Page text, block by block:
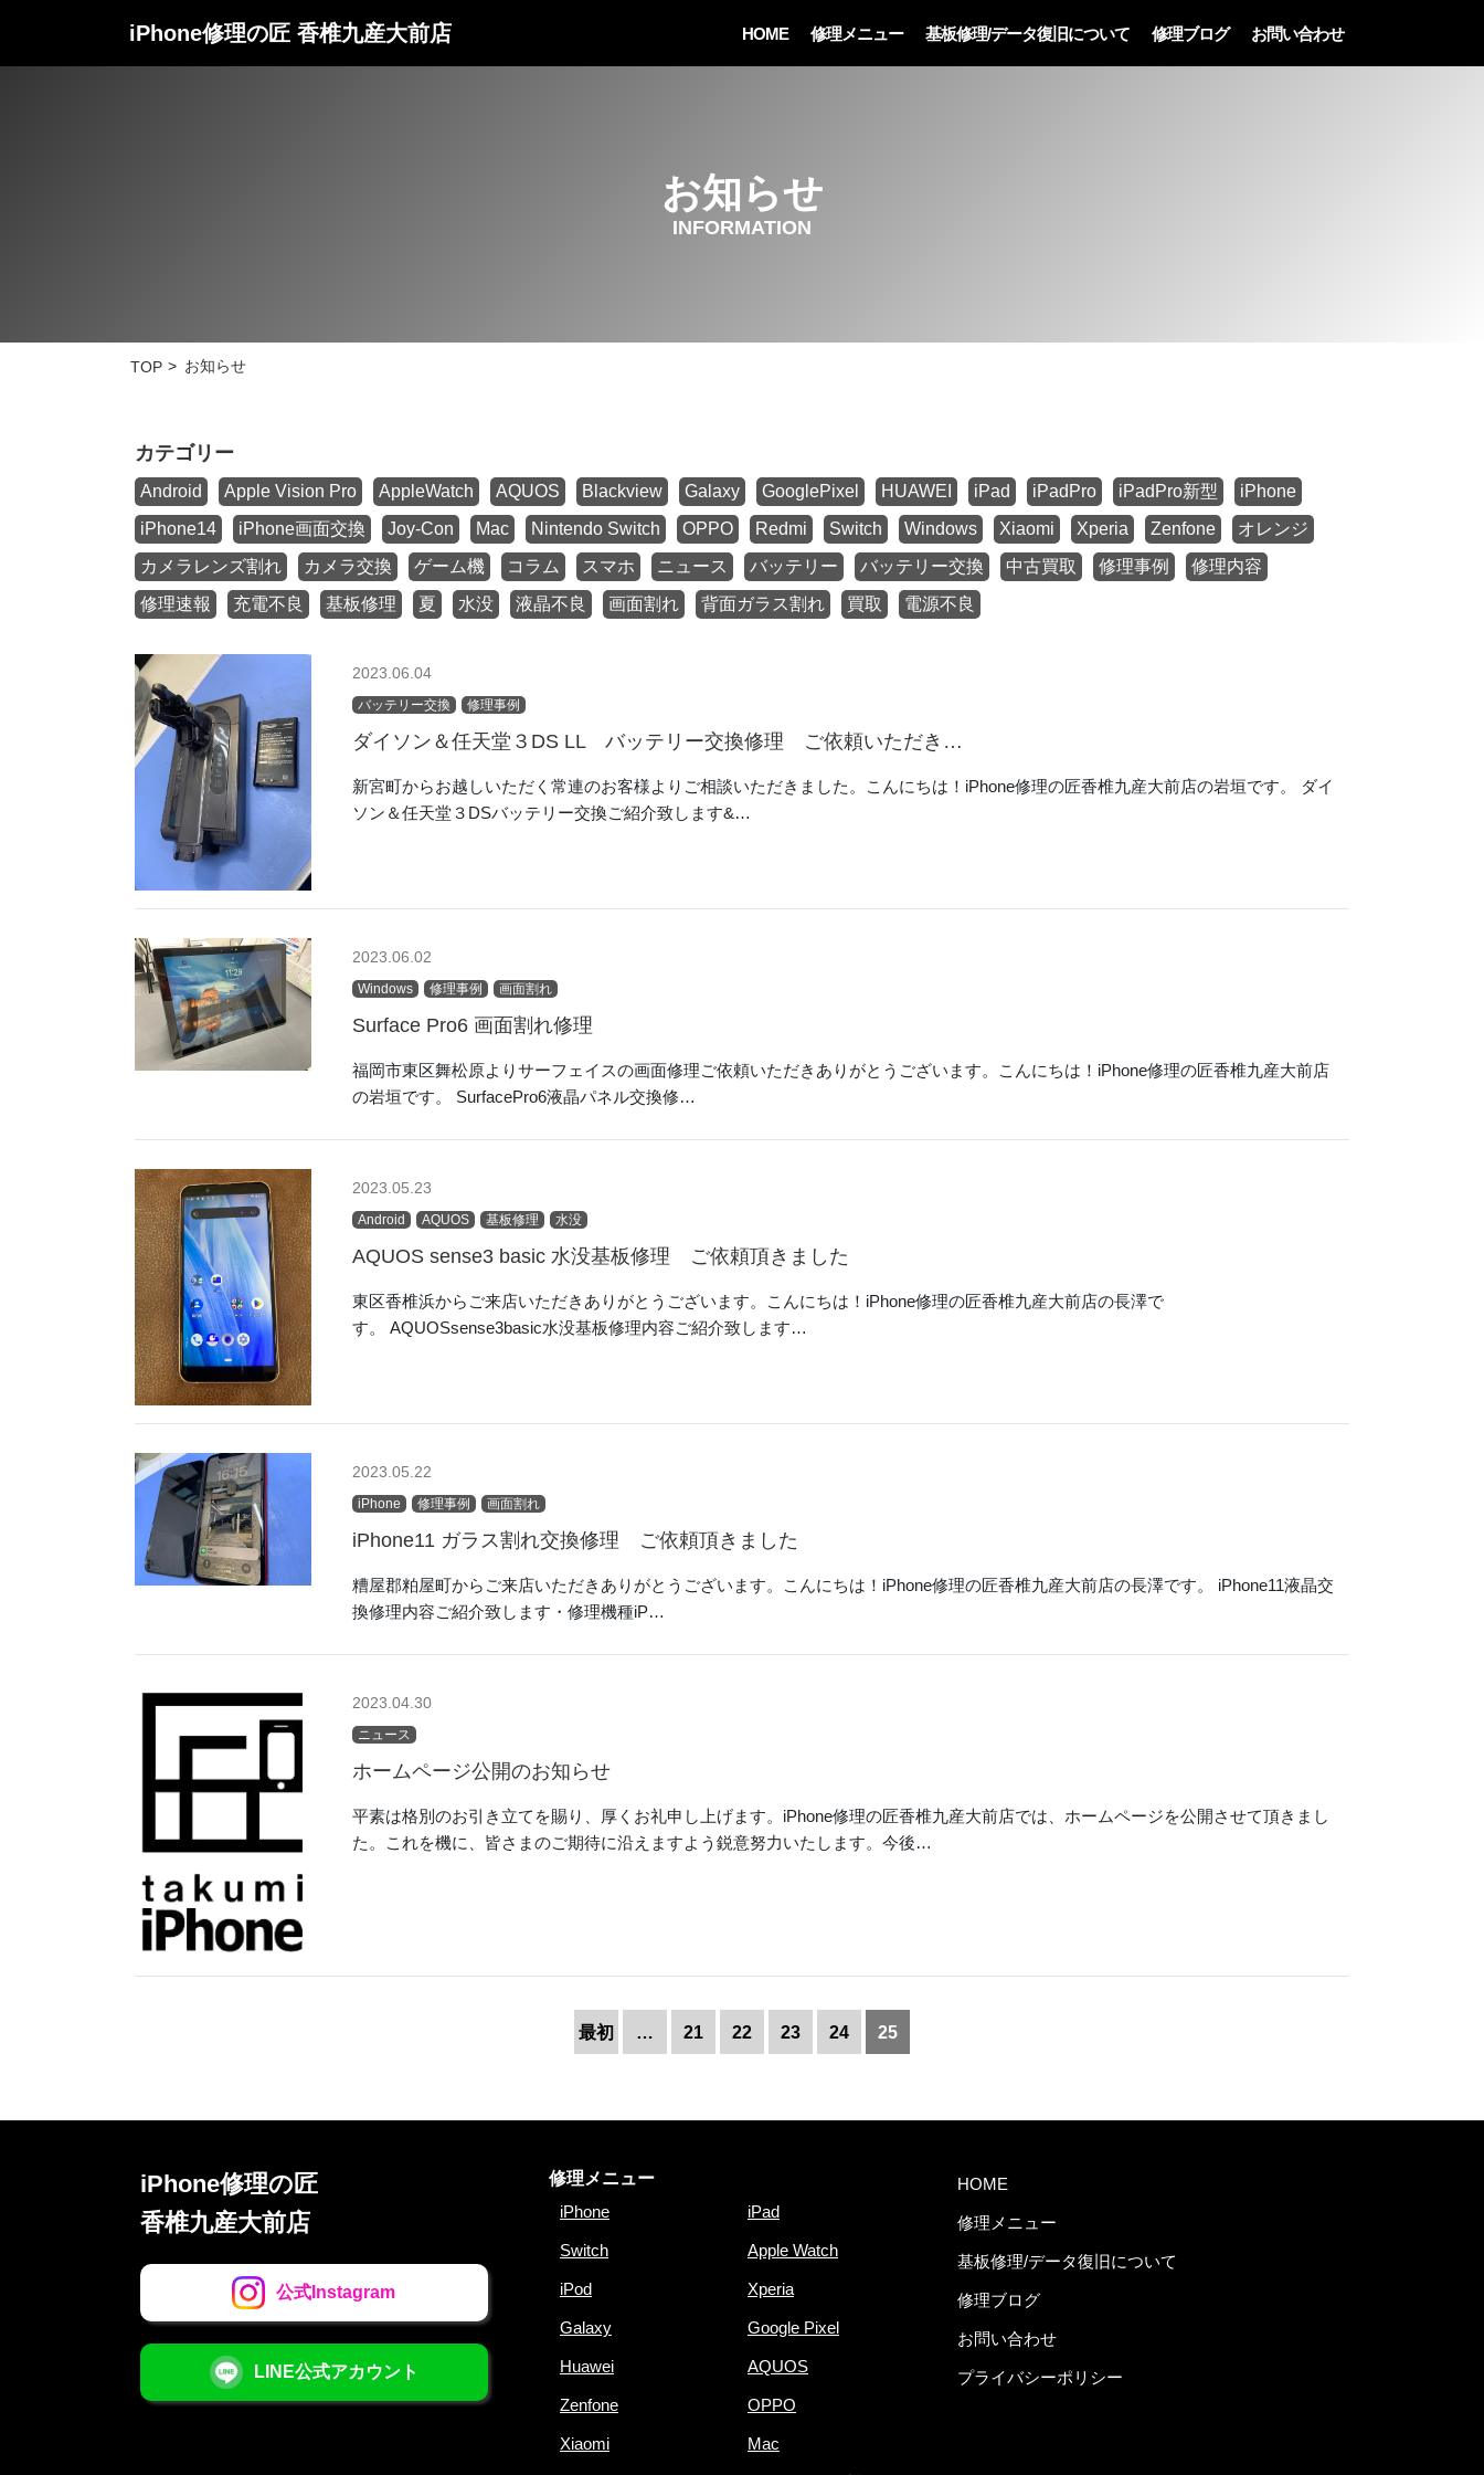
iPhone修理の匠 香椎九産大前店 HOME 修理メニュー 基板修理/データ復旧について 修理ブログ お問い合わせ
お知らせ
INFORMATION
TOP お知らせ
カテゴリー
Android Apple Vision Pro AppleWatch AQUOS Blackview Galaxy GooglePixel HUAWEI iPad iPadPro iPadPro新型
iPhone
iPhone14
iPhone画面交換 Joy-Con Mac Nintendo Switch OPPO Redmi Switch Windows Xiaomi Xperia Zenfone
オレンジ
カメラレンズ割れ
カメラ交換 ゲーム機 コラム スマホ ニュース バッテリー バッテリー交換 中古買取 修理事例
修理内容
修理速報
充電不良 基板修理 夏 水没 液晶不良 画面割れ 背面ガラス割れ 買取 電源不良
2023.06.04
バッテリー交換 修理事例
ダイソン＆任天堂３DS LL バッテリー交換修理 ご依頼いただき…
新宮町からお越しいただく常連のお客様よりご相談いただきました。こんにちは！iPhone修理の匠香椎九産大前店の岩垣です。 ダイ
ソン＆任天堂３DSバッテリー交換ご紹介致します&…
2023.06.02
Windows 修理事例 画面割れ
Surface Pro6 画面割れ修理
福岡市東区舞松原よりサーフェイスの画面修理ご依頼いただきありがとうございます。こんにちは！iPhone修理の匠香椎九産大前店
の岩垣です。 SurfacePro6液晶パネル交換修…
2023.05.23
Android AQUOS 基板修理 水没
AQUOS sense3 basic 水没基板修理 ご依頼頂きました
東区香椎浜からご来店いただきありがとうございます。こんにちは！iPhone修理の匠香椎九産大前店の長澤で
す。 AQUOSsense3basic水没基板修理内容ご紹介致します…
2023.05.22
iPhone 修理事例 画面割れ
iPhone11 ガラス割れ交換修理 ご依頼頂きました
糟屋郡粕屋町からご来店いただきありがとうございます。こんにちは！iPhone修理の匠香椎九産大前店の長澤です。 iPhone11液晶交
換修理内容ご紹介致します・修理機種iP…
2023.04.30
ニュース
ホームページ公開のお知らせ
平素は格別のお引き立てを賜り、厚くお礼申し上げます。iPhone修理の匠香椎九産大前店では、ホームページを公開させて頂きまし
た。これを機に、皆さまのご期待に沿えますよう鋭意努力いたします。今後…
最初 … 21 22 23 24 25
iPhone修理の匠
香椎九産大前店
公式Instagram
LINE公式アカウント
修理メニュー
iPhone
iPad
Switch Apple Watch
iPod Xperia
Galaxy Google Pixel
Huawei AQUOS
Zenfone OPPO
Xiaomi Mac
HOME
修理メニュー
基板修理/データ復旧について
修理ブログ
お問い合わせ
プライバシーポリシー